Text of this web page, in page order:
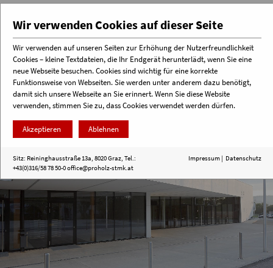
Menü
Wir verwenden Cookies auf dieser Seite
Wir verwenden auf unseren Seiten zur Erhöhung der Nutzerfreundlichkeit
Cookies – kleine Textdateien, die Ihr Endgerät herunterlädt, wenn Sie eine
neue Webseite besuchen. Cookies sind wichtig für eine korrekte
Funktionsweise von Webseiten. Sie werden unter anderem dazu benötigt,
damit sich unsere Webseite an Sie erinnert. Wenn Sie diese Website
verwenden, stimmen Sie zu, dass Cookies verwendet werden dürfen.
Akzeptieren Ablehnen
Sitz: Reininghausstraße 13a, 8020 Graz, Tel.:
+43(0)316/58 78 50-0office@proholz-stmk.at
Impressum| Datenschutz